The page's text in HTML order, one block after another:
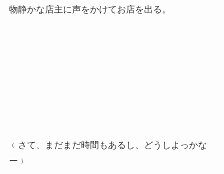
物静かな店主に声をかけてお店を出る。
﹙さて、まだまだ時間もあるし、どうしよっかな
ー﹚